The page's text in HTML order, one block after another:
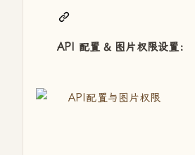
API 配置 & 图片权限设置：